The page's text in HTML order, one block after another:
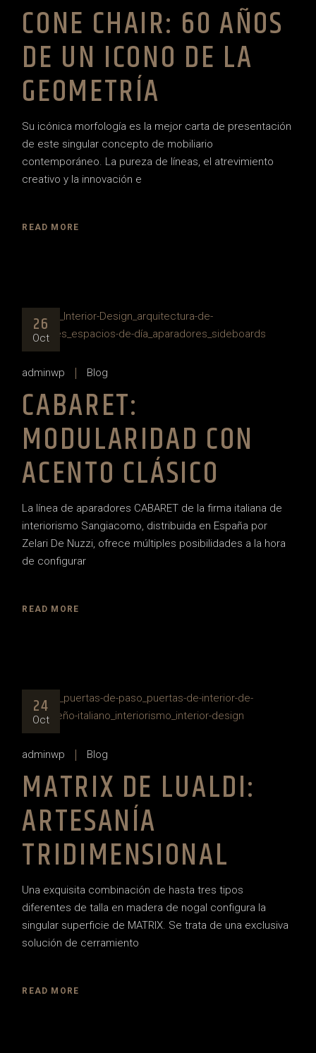
CONE CHAIR: 60 AÑOS
DE UN ICONO DE LA
GEOMETRÍA
Su icónica morfología es la mejor carta de presentación
de este singular concepto de mobiliario
contemporáneo. La pureza de líneas, el atrevimiento
creativo y la innovación e
READ MORE
26
Oct
adminwp Blog
CABARET:
MODULARIDAD CON
ACENTO CLÁSICO
La línea de aparadores CABARET de la firma italiana de
interiorismo Sangiacomo, distribuida en España por
Zelari De Nuzzi, ofrece múltiples posibilidades a la hora
de configurar
READ MORE
24
Oct
adminwp Blog
MATRIX DE LUALDI:
ARTESANÍA
TRIDIMENSIONAL
Una exquisita combinación de hasta tres tipos
diferentes de talla en madera de nogal configura la
singular superficie de MATRIX. Se trata de una exclusiva
solución de cerramiento
READ MORE